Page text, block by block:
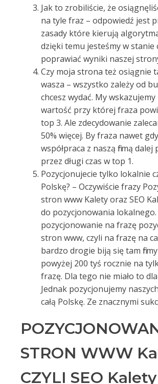
Jak to zrobiliście, że
na tyle fraz – odpowiedź jest
zasady które kierują
dzięki temu jesteśmy w stanie
poprawiać wyniki naszej
Czy moja strona też osiągnie
wasza – wszystko zależy od
chcesz wydać. My
wartość przy której fraza
top 3. Ale zdecydowanie
50% więcej. By fraza nawet
współpraca z naszą firmą dalej
przez długi czas w top 1.
Pozycjonujecie tylko lokalnie
Polskę? – Oczywiście frazy
stron www Kalety oraz SEO
do pozycjonowania lokalnego.
pozycjonowanie na frazę
stron www, czyli na frazę na
bardzo drogie biją się tam
powyżej 200 tyś rocznie na
frazę. Dla tego nie miało to
Jednak pozycjonujemy
całą Polskę. Ze znacznymi
STRON WWW
CZYLI SEO